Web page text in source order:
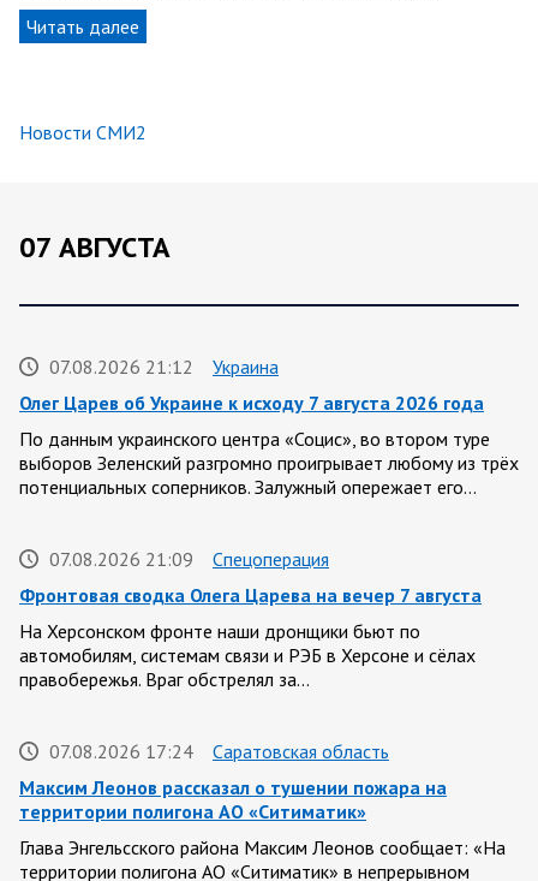
Читать далее
Новости СМИ2
07 АВГУСТА
07.08.2026 21:12
Украина
Олег Царев об Украине к исходу 7 августа 2026 года
По данным украинского центра «Социс», во втором туре
выборов Зеленский разгромно проигрывает любому из трёх
потенциальных соперников. Залужный опережает его…
07.08.2026 21:09
Спецоперация
Фронтовая сводка Олега Царева на вечер 7 августа
На Херсонском фронте наши дронщики бьют по
автомобилям, системам связи и РЭБ в Херсоне и сёлах
правобережья. Враг обстрелял за…
07.08.2026 17:24
Саратовская область
Максим Леонов рассказал о тушении пожара на
территории полигона АО «Ситиматик»
Глава Энгельсского района Максим Леонов сообщает: «На
территории полигона АО «Ситиматик» в непрерывном